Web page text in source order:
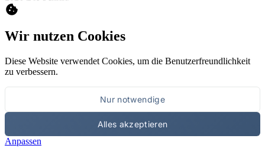
cookie
Wir nutzen Cookies
Diese Website verwendet Cookies, um die Benutzerfreundlichkeit
zu verbessern.
Nur notwendige
Alles akzeptieren
Anpassen